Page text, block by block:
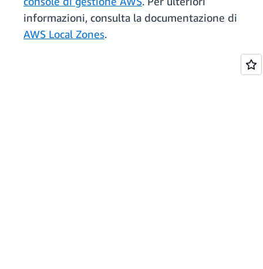
informazioni, consulta la documentazione di
AWS Local Zones.